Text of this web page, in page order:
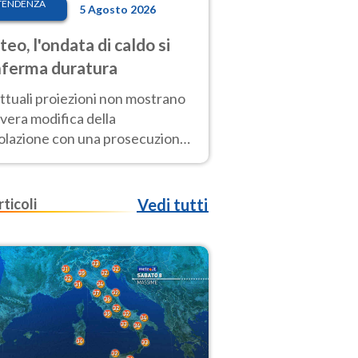
5 Agosto 2026
l'ondata di caldo si
duratura
proiezioni non mostrano
modifica della
con una prosecuzione
fuori scala per molti
Vedi tutti